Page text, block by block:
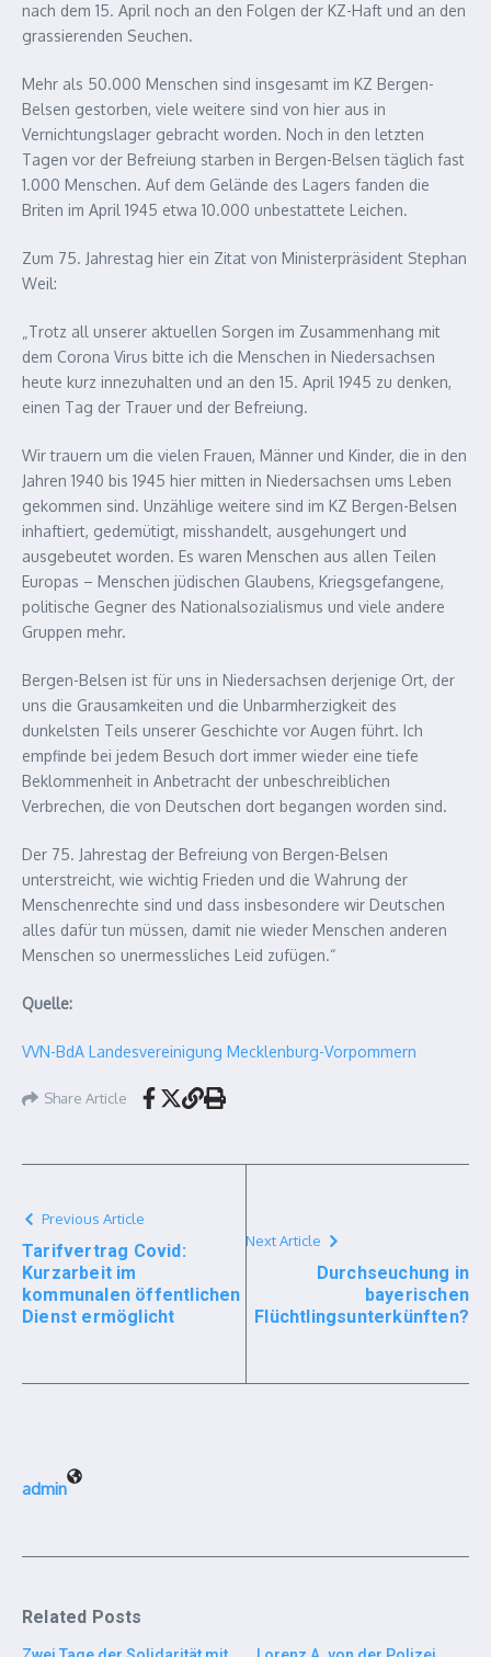
nach dem 15. April noch an den Folgen der KZ-Haft und an den
grassierenden Seuchen.
Mehr als 50.000 Menschen sind insgesamt im KZ Bergen-
Belsen gestorben, viele weitere sind von hier aus in
Vernichtungslager gebracht worden. Noch in den letzten
Tagen vor der Befreiung starben in Bergen-Belsen täglich fast
1.000 Menschen. Auf dem Gelände des Lagers fanden die
Briten im April 1945 etwa 10.000 unbestattete Leichen.
Zum 75. Jahrestag hier ein Zitat von Ministerpräsident Stephan
Weil:
„Trotz all unserer aktuellen Sorgen im Zusammenhang mit
dem Corona Virus bitte ich die Menschen in Niedersachsen
heute kurz innezuhalten und an den 15. April 1945 zu denken,
einen Tag der Trauer und der Befreiung.
Wir trauern um die vielen Frauen, Männer und Kinder, die in den
Jahren 1940 bis 1945 hier mitten in Niedersachsen ums Leben
gekommen sind. Unzählige weitere sind im KZ Bergen-Belsen
inhaftiert, gedemütigt, misshandelt, ausgehungert und
ausgebeutet worden. Es waren Menschen aus allen Teilen
Europas – Menschen jüdischen Glaubens, Kriegsgefangene,
politische Gegner des Nationalsozialismus und viele andere
Gruppen mehr.
Bergen-Belsen ist für uns in Niedersachsen derjenige Ort, der
uns die Grausamkeiten und die Unbarmherzigkeit des
dunkelsten Teils unserer Geschichte vor Augen führt. Ich
empfinde bei jedem Besuch dort immer wieder eine tiefe
Beklommenheit in Anbetracht der unbeschreiblichen
Verbrechen, die von Deutschen dort begangen worden sind.
Der 75. Jahrestag der Befreiung von Bergen-Belsen
unterstreicht, wie wichtig Frieden und die Wahrung der
Menschenrechte sind und dass insbesondere wir Deutschen
alles dafür tun müssen, damit nie wieder Menschen anderen
Menschen so unermessliches Leid zufügen.“
Quelle:
VVN-BdA Landesvereinigung Mecklenburg-Vorpommern
Share Article
Previous Article
Tarifvertrag Covid:
Kurzarbeit im
kommunalen öffentlichen
Dienst ermöglicht
Next Article
Durchseuchung in
bayerischen
Flüchtlingsunterkünften?
admin
Related Posts